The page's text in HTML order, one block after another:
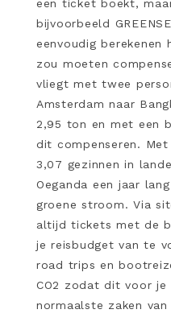
een ticket boekt,
bijvoorbeeld
eenvoudig berekenen
zou moeten
vliegt met twee
Amsterdam naar
2,95 ton en met een
dit compenseren.
3,07 gezinnen in
Oeganda een jaar
groene stroom. Via
altijd tickets met de
je reisbudget van te
road trips en
CO2 zodat dit voor je
normaalste zaken